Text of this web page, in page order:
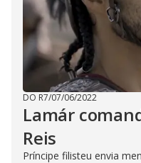
DO R7/07/06/2022
Lamár
Reis
Príncipe filisteu envia